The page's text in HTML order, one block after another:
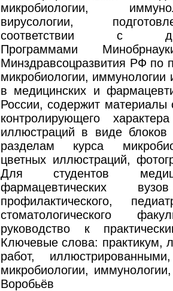
микробиологии,
вирусологии,
соответствии с
Программами
Минздравсоцразвития РФ по
микробиологии, иммунологии
в медицинских и
России, содержит материалы
контролирующего
иллюстраций в виде
разделам курса
цветных иллюстраций,
Для студентов
фармацевтических
профилактического,
стоматологического
руководство к
Ключевые слова: практикум,
работ,
микробиологии,
Воробьёв